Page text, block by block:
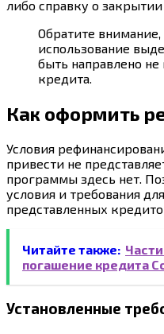
либо справку о
Обратите внимание,
использование
быть направлено
кредита.
Как оформить
Условия
привести не
программы здесь нет.
условия и требования
представленных
Читайте также:
погашение кредита
Установленные